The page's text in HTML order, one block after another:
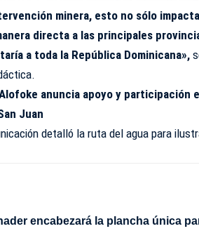
minera, esto no sólo
directa a las principales
a toda la República Dominicana»,
anuncia apoyo y participación
Juan
detalló la ruta del agua para
encabezará la plancha única